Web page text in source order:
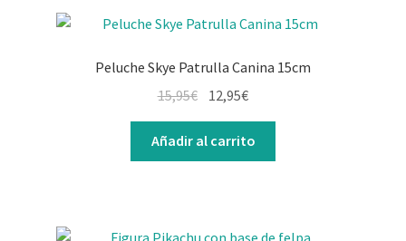
Peluche Skye Patrulla Canina 15cm
15,95€ 12,95€
Añadir al carrito